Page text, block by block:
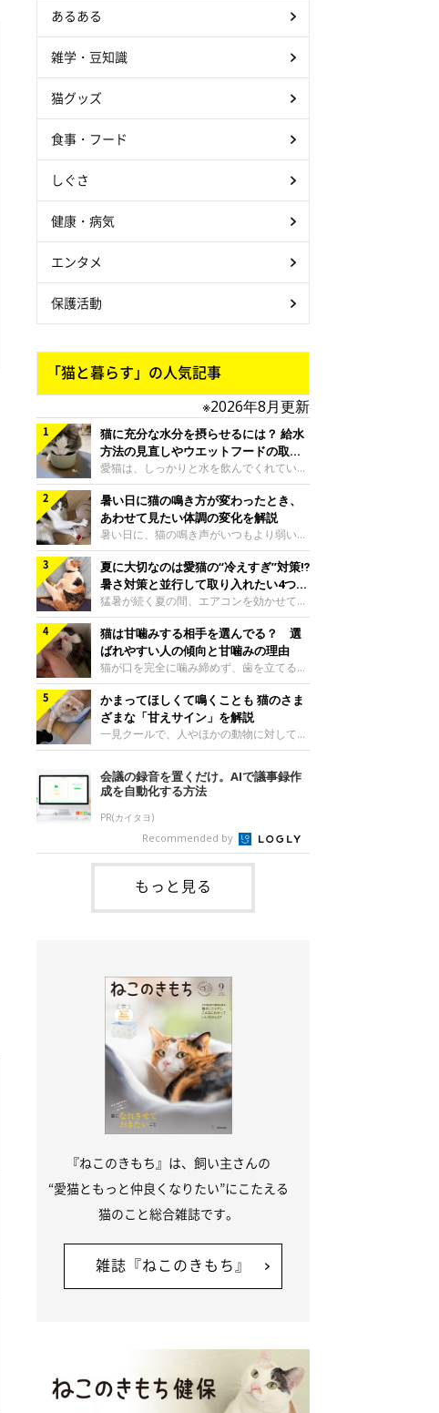
あるある
雑学・豆知識
猫グッズ
食事・フード
しぐさ
健康・病気
エンタメ
保護活動
「猫と暮らす」の人気記事
※2026年8月更新
猫に充分な水分を摂らせるには？ 給水
方法の見直しやウエットフードの取り
入れ方を解説
愛猫は、しっかりと水を飲んでくれていま
すか？ 夏場はエアコンで室内が涼しいこ
ともあり、猫があまり水を飲まないこと
も。積極的に水分を摂らせるためには、給
水方法を見直したり、フードから水分を摂
らせたりする方法があります。今回は獣医
師の重本仁先生に、猫に水分を摂らせるた
めにできるためできる工夫を教えていただ
きました。ボウルの高さを愛猫の好みにね
このきもち投稿写真ギャラリー水飲みボウ
ルの高さは、猫が飲むときに頭が胃より下
にならないように設定すると飲みやすいで
しょう。首を深く折り曲げずに済むため、
関節や食道への負
暑い日に猫の鳴き方が変わったとき、
あわせて見たい体調の変化を解説
暑い日に、猫の鳴き声がいつもより弱い、
かすれる、しつこく鳴くなど、ふだんと違
って聞こえることがあります。 そんなと
き、あわせてどのような様子を確認したら
よいのでしょうか。暑い日に猫の鳴き方が
変わるときの見方や注意したい体調の変化
などについて、ねこのきもち獣医師相談室
の山口みき先生に伺いました。 鳴き方の
変化だけで判断せず、全身の様子も確認し
てねこのきもち投稿写真ギャラリー猫の鳴
き方が変わったとき、暑さと関係している
ように見えることがあります。 ただ、鳴
き声だけで原因を決めるのは難しく、体調
や環境の変化を
夏に大切なのは愛猫の“冷えすぎ”対策⁉
暑さ対策と並行して取り入れたい4つの
工夫
猛暑が続く夏の間、エアコンを効かせて室
内を冷やしますよね。しかし、人にとって
は快適な温度でも、猫にとっては温度が低
すぎることも。暑さ対策と並行して、冷え
すぎ対策もしっかりと行うことが大切で
す。今回は獣医師の重本仁先生に、猫の冷
えすぎを防ぐ4つの対策を教えていただき
ました。（1） 冷房の効いていない部屋に
行き来できるようにするねこのきもち投稿
写真ギャラリー猫が寒いと感じたときに、
ましょう。冷房の効いていない部屋や廊下
へも自由に行き来できるように、ドアは猫
が通れる程度に
猫は甘噛みする相手を選んでる？ 選
ばれやすい人の傾向と甘噛みの理由
猫が口を完全に噛み締めず、歯を立てる程
度に噛む“甘噛み”。遊びやスキンシップの
ときに繰り出すことがありますが、同じ家
族でも噛まれる頻度に違いがあると感じる
ことも。ねこのきもちWEB MAGAZINEで
は、飼い主さんたちにアンケートを実施
し、愛猫が甘噛みする相手を選んでいると
感じる状況を教えてもらいました。また、
ねこのきもち獣医師相談室の原駿太朗先生
には、実際に猫は甘噛みする相手を選んで
いるのか、その真相をお聞きします。約6
割の飼い主さんが「甘噛みする相手を選ん
でいる」と感じていた※2026年5月実施
かまってほしくて鳴くことも 猫のさま
ざまな「甘えサイン」を解説
一見クールで、人やほかの動物に対してあ
まり求めないように見える猫。しかし、実
は甘えん坊な性格の猫も少なくありませ
ん。今回は猫たちが出している“甘えサイ
ン”について、帝京科学大学生命環境学部
アニマルサイエンス学科准教授の加隈良枝
先生に教えていただきました。鳴くのは、
かまってほしいサインねこのきもち投稿写
真ギャラリーもともと、子猫が親猫に対し
てお世話を求めるときに鳴き声を使いま
す。子猫なので「ニャー」よりもややか細
い「ミャア」といった鳴き声になります
会議の録音を置くだけ。AIで議事録作
成を自動化する方法
PR(カイタヨ)
Recommended by
もっと見る
『ねこのきもち』は、飼い主さんの
“愛猫ともっと仲良くなりたい”にこたえる
猫のこと総合雑誌です。
雑誌『ねこのきもち』